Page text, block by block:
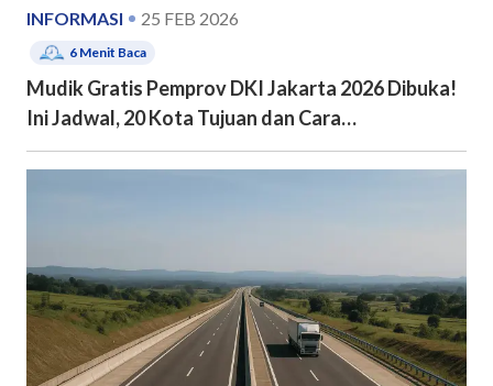
INFORMASI 25 FEB 2026
6 Menit Baca
Mudik Gratis Pemprov DKI Jakarta 2026 Dibuka!
Ini Jadwal, 20 Kota Tujuan dan Cara
Pendaftarannya